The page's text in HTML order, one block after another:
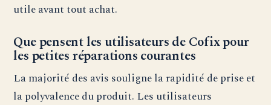
utile avant tout achat.
Que pensent les utilisateurs de Cofix pour
les petites réparations courantes
La majorité des avis souligne la rapidité de prise et
la polyvalence du produit. Les utilisateurs